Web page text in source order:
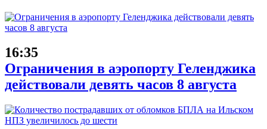
16:35
Ограничения в аэропорту Геленджика
действовали девять часов 8 августа